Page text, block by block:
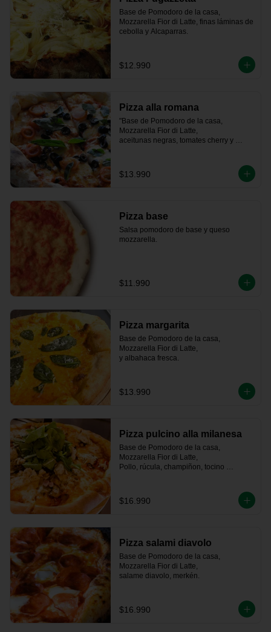
Base de Pomodoro de la casa,
Mozzarella Fior di Latte, finas láminas de
cebolla y Alcaparras.
$12.990
Pizza alla romana
"Base de Pomodoro de la casa,
Mozzarella Fior di Latte,
aceitunas negras, tomates cherry y
$13.990
Pizza base
Salsa pomodoro de base y queso
mozzarella.
$11.990
Pizza margarita
Base de Pomodoro de la casa,
Mozzarella Fior di Latte,
y albahaca fresca.
$13.990
Pizza pulcino alla milanesa
Base de Pomodoro de la casa,
Mozzarella Fior di Latte,
Pollo, rúcula, champiñon, tocino
$16.990
Pizza salami diavolo
Base de Pomodoro de la casa,
Mozzarella Fior di Latte,
salame diavolo, merkén.
$16.990